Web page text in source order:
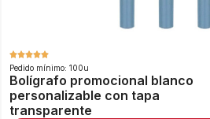
Pedido mínimo: 100u
Bolígrafo promocional blanco
personalizable con tapa
transparente